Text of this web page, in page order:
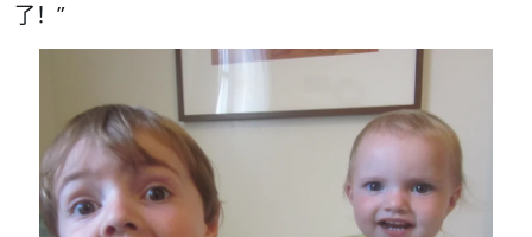
了！”